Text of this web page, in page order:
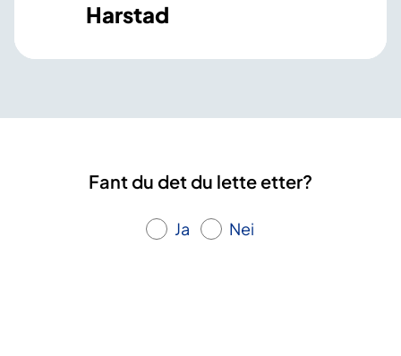
Harstad
Fant du det du lette etter?
Ja Nei